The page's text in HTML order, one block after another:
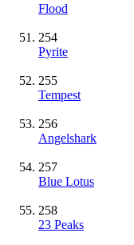
Flood
254
Pyrite
255
Tempest
256
Angelshark
257
Blue Lotus
258
23 Peaks